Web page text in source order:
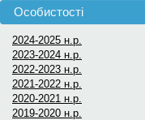
Особистості
2024-2025 н.р.
2023-2024 н.р.
2022-2023 н.р.
2021-2022 н.р.
2020-2021 н.р.
2019-2020 н.р.